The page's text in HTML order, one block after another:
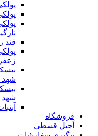
قند
شهد
شهد
فروشگاه
آجیل قسطی